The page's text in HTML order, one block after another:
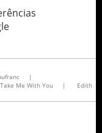
|
Take Me With You |
Edith